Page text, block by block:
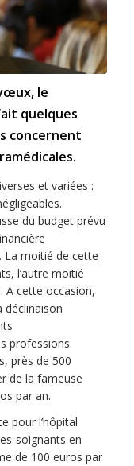
le
quelques
concernent
et variées :
du budget prévu
La moitié de cette
l’autre moitié
A cette occasion,
déclinaison
professions
près de 500
de la fameuse
par an.
pour l’hôpital
soignants en
de 100 euros par